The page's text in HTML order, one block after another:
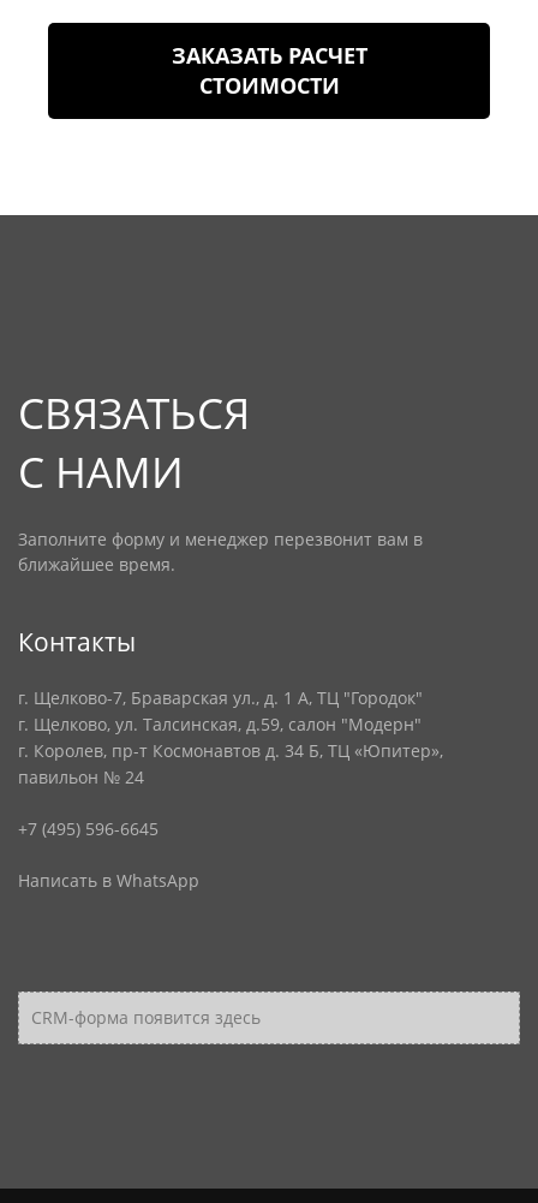
ЗАКАЗАТЬ РАСЧЕТ
СТОИМОСТИ
СВЯЗАТЬСЯ
С НАМИ
Заполните форму и менеджер перезвонит вам в
ближайшее время.
Контакты
г. Щелково-7, Браварская ул., д. 1 А, ТЦ "Городок"
г. Щелково, ул. Талсинская, д.59, салон "Модерн"
г. Королев, пр-т Космонавтов д. 34 Б, ТЦ «Юпитер»,
павильон № 24
+7 (495) 596-6645
Написать в WhatsApp
CRM-форма появится здесь